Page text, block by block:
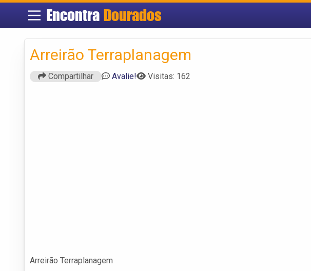
Encontra Dourados
Arreirão Terraplanagem
Compartilhar Avalie! Visitas: 162
Arreirão Terraplanagem